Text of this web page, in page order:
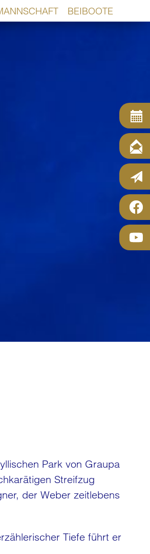
BEIBOOTE
Park von Graupa
Streifzug
der Weber zeitlebens
Tiefe führt er